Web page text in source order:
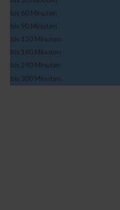
bis 60 Minuten
bis 90 Minuten
bis 120 Minuten
bis 180 Minuten
bis 240 Minuten
bis 300 Minuten